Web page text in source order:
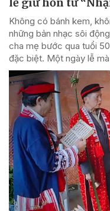
lễ giữ hồn từ
Không có bánh kem,
những bản nhạc sôi
cha mẹ bước qua tuổi
đặc biệt. Một ngày lễ